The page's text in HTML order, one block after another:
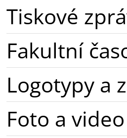
Tiskové
Fakultní
Logotypy a
Foto a video